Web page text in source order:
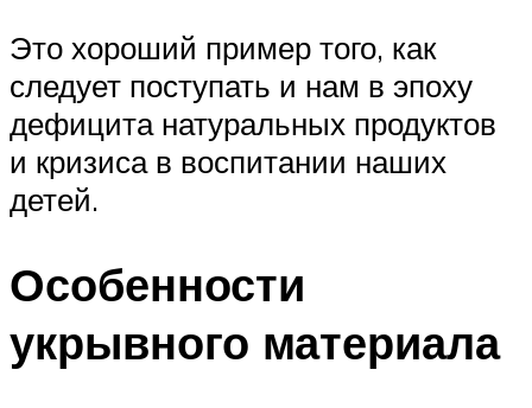
Это хороший пример того, как
следует поступать и нам в эпоху
дефицита натуральных продуктов
и кризиса в воспитании наших
детей.
Особенности
укрывного материала